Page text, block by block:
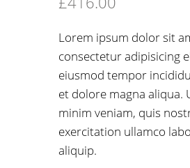
Lorem ipsum dolor sit
consectetur adipisicing
eiusmod tempor
et dolore magna aliqua.
minim veniam, quis
exercitation ullamco
aliquip.